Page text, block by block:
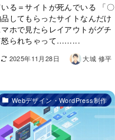
る＝サイトが死んでいる 「〇
してもらったサイトなんだけ
ホで見たらレイアウトがグチ
怒られちゃって……...
2025年11月28日 大城 修平
Webデザイン・WordPress制作